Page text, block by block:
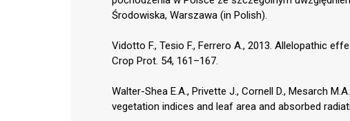
Środowiska, Warszawa (in Polish).
Vidotto F., Tesio F., Ferrero A., 2013. Allelopathic
Crop Prot. 54, 161–167.
Walter-Shea E.A., Privette J., Cornell D., Mesarch
vegetation indices and leaf area and absorbed